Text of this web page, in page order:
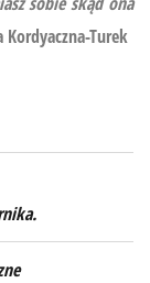
Kordyaczna-Turek